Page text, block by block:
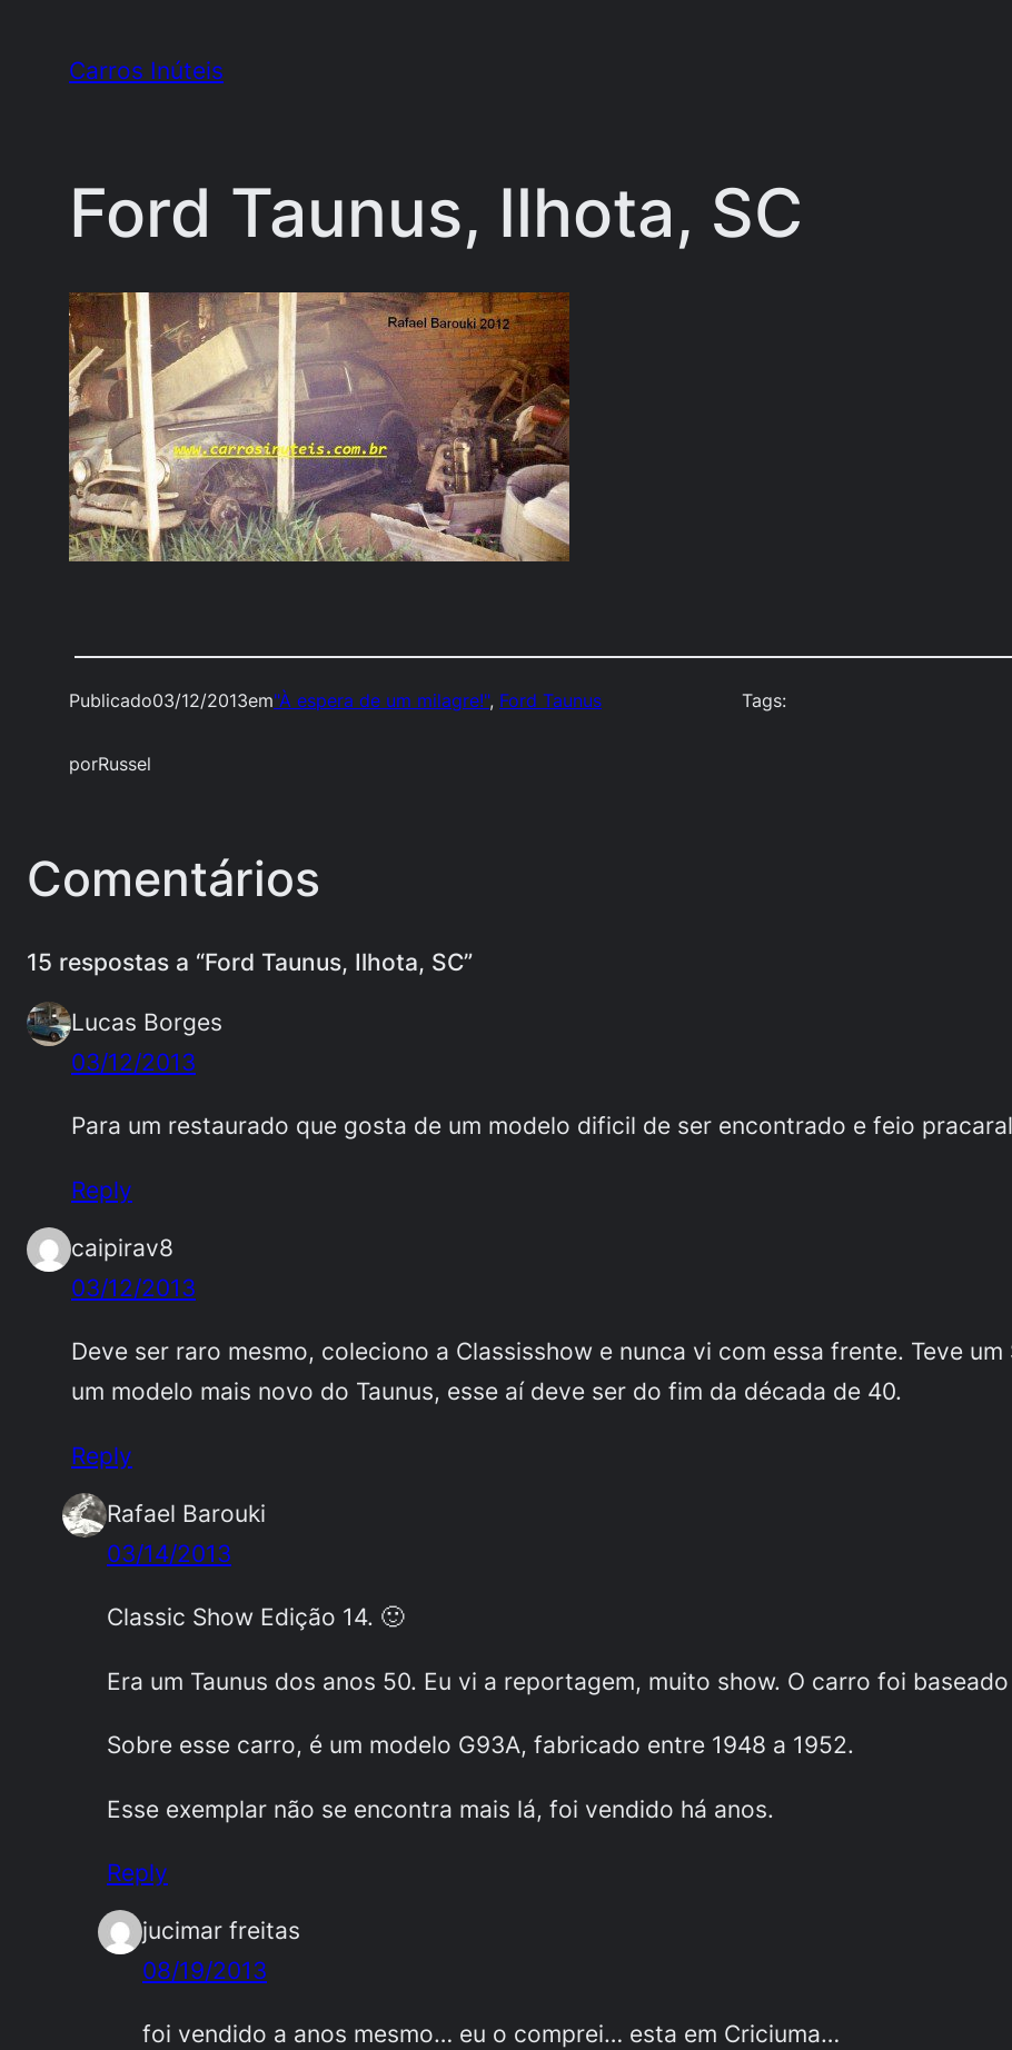
Carros Inúteis
Ford Taunus, Ilhota, SC
Publicado03/12/2013em"À espera de um milagre!", Ford Taunus
porRussel
Tags:
Comentários
15 respostas a “Ford Taunus, Ilhota, SC”
Lucas Borges
03/12/2013
Para um restaurado que gosta de um modelo dificil de ser encontrado e feio
Reply
caipirav8
03/12/2013
Deve ser raro mesmo, coleciono a Classisshow e nunca vi com essa frente. Teve
um modelo mais novo do Taunus, esse aí deve ser do fim da década de 40.
Reply
Rafael Barouki
03/14/2013
Classic Show Edição 14. 🙂
Era um Taunus dos anos 50. Eu vi a reportagem, muito show. O carro foi
Sobre esse carro, é um modelo G93A, fabricado entre 1948 a 1952.
Esse exemplar não se encontra mais lá, foi vendido há anos.
Reply
jucimar freitas
08/19/2013
foi vendido a anos mesmo… eu o comprei… esta em Criciuma…